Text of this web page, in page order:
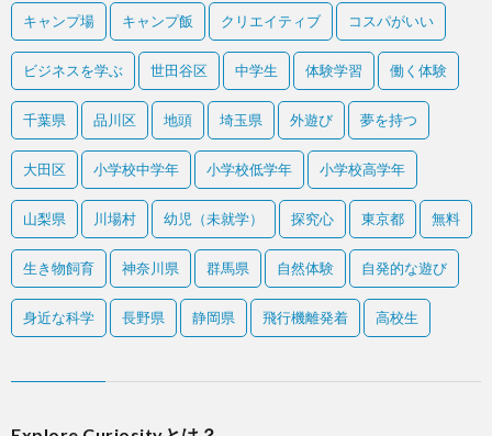
キャンプ場 キャンプ飯 クリエイティブ コスパがいい
ビジネスを学ぶ 世田谷区 中学生 体験学習 働く体験
千葉県 品川区 地頭 埼玉県 外遊び 夢を持つ
大田区 小学校中学年 小学校低学年 小学校高学年
山梨県 川場村 幼児（未就学） 探究心 東京都 無料
生き物飼育 神奈川県 群馬県 自然体験 自発的な遊び
身近な科学 長野県 静岡県 飛行機離発着 高校生